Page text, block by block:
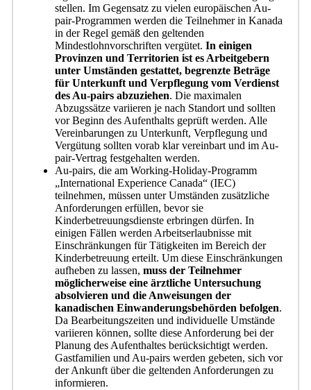
stellen. Im Gegensatz zu vielen europäischen Au-
pair-Programmen werden die Teilnehmer in Kanada
in der Regel gemäß den geltenden
Mindestlohnvorschriften vergütet. In einigen
Provinzen und Territorien ist es Arbeitgebern
unter Umständen gestattet, begrenzte Beträge
für Unterkunft und Verpflegung vom Verdienst
des Au-pairs abzuziehen. Die maximalen
Abzugssätze variieren je nach Standort und sollten
vor Beginn des Aufenthalts geprüft werden. Alle
Vereinbarungen zu Unterkunft, Verpflegung und
Vergütung sollten vorab klar vereinbart und im Au-
pair-Vertrag festgehalten werden.
Au-pairs, die am Working-Holiday-Programm
„International Experience Canada“ (IEC)
teilnehmen, müssen unter Umständen zusätzliche
Anforderungen erfüllen, bevor sie
Kinderbetreuungsdienste erbringen dürfen. In
einigen Fällen werden Arbeitserlaubnisse mit
Einschränkungen für Tätigkeiten im Bereich der
Kinderbetreuung erteilt. Um diese Einschränkungen
aufheben zu lassen, muss der Teilnehmer
möglicherweise eine ärztliche Untersuchung
absolvieren und die Anweisungen der
kanadischen Einwanderungsbehörden befolgen.
Da Bearbeitungszeiten und individuelle Umstände
variieren können, sollte diese Anforderung bei der
Planung des Aufenthaltes berücksichtigt werden.
Gastfamilien und Au-pairs werden gebeten, sich vor
der Ankunft über die geltenden Anforderungen zu
informieren.